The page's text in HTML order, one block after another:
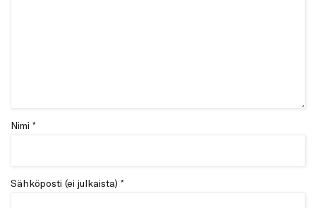
Nimi *
Sähköposti (ei julkaista) *